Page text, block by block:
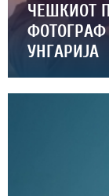
ЧЕШКИОТ
УНГАРИЈА